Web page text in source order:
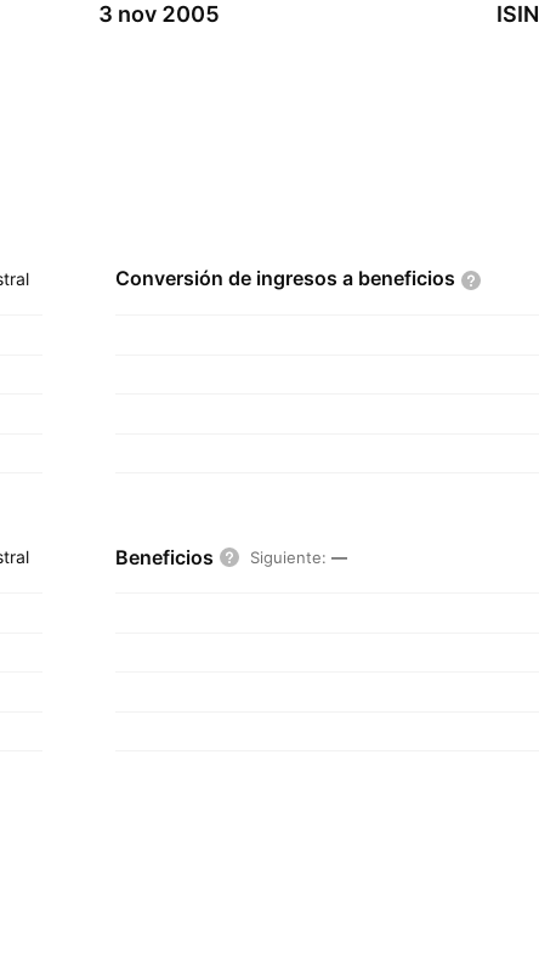
3 nov 2005 ISIN
Conversión de ingresos a beneficios
Beneficios Siguiente: —